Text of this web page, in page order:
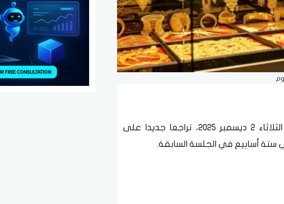
شهدت أسعار الذهب خلال التعاملات المسائية لليوم الثلاثاء 2 ديسمبر 2025، تراجعا جديدا على
أسابيع في الجلسة السابقة.